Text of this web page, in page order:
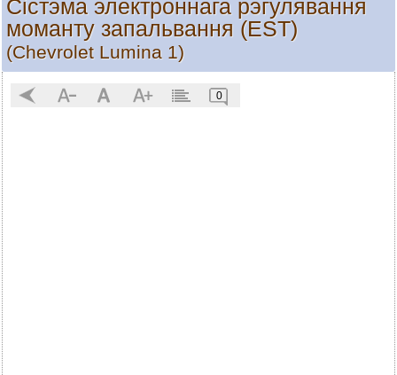
Сістэма электроннага рэгулявання
моманту запальвання (EST)
(Chevrolet Lumina 1)
0